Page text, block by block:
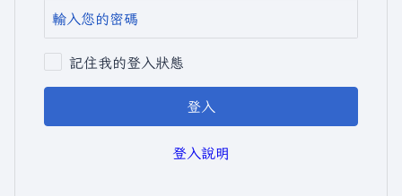
記住我的登入狀態
登入
登入說明